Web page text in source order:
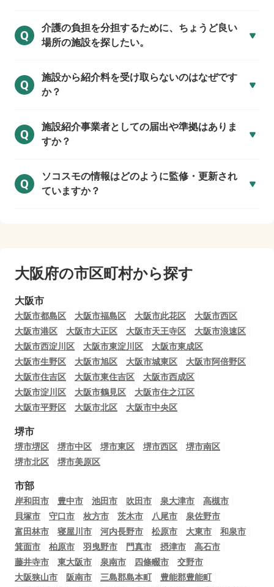
Q
介護の負担を分担するために、ちょうど良い
場所の施設を探したい。
Q
施設から紹介料を受け取らないのはなぜです
か？
Q
施設紹介事業者としての届出や準拠はありま
すか？
Q
ソコスモの情報はどのように監修・更新され
ていますか？
大阪府の市区町村から探す
大阪市
大阪市都島区 大阪市福島区 大阪市此花区
大阪市西区
大阪市港区
大阪市大正区 大阪市天王寺区
大阪市浪速区
大阪市西淀川区
大阪市東淀川区
大阪市東成区
大阪市生野区
大阪市旭区 大阪市城東区
大阪市阿倍野区
大阪市住吉区
大阪市東住吉区
大阪市西成区
大阪市淀川区
大阪市鶴見区
大阪市住之江区
大阪市平野区
大阪市北区 大阪市中央区
堺市
堺市堺区 堺市中区 堺市東区 堺市西区
堺市南区
堺市北区
堺市美原区
市部
岸和田市 豊中市 池田市 吹田市 泉大津市
高槻市
貝塚市
守口市 枚方市 茨木市 八尾市
泉佐野市
富田林市
寝屋川市 河内長野市 松原市 大東市
和泉市
箕面市
柏原市 羽曳野市 門真市 摂津市
高石市
藤井寺市
東大阪市 泉南市 四條畷市
交野市
大阪狭山市
阪南市 三島郡島本町
豊能郡豊能町